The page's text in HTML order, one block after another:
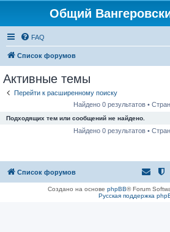
Общий
FAQ
Список форумов
Активные темы
Перейти к расширенному поиску
Найдено 0 результатов •
Подходящих тем или сообщений не найдено.
Найдено 0 результатов •
Список форумов
Создано на основе phpBB® Forum
Русская поддержка